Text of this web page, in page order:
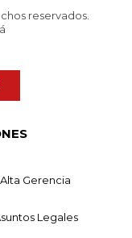
reservados.
Alta Gerencia
Legales